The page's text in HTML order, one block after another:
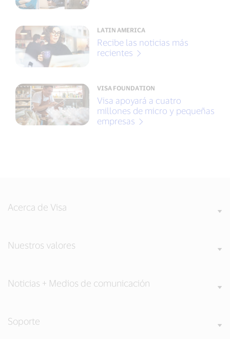
LATIN AMERICA
Recibe las noticias más
recientes
VISA FOUNDATION
Visa apoyará a cuatro
millones de micro y pequeñas
empresas
Acerca de Visa
Nuestros valores
Noticias + Medios de comunicación
Soporte